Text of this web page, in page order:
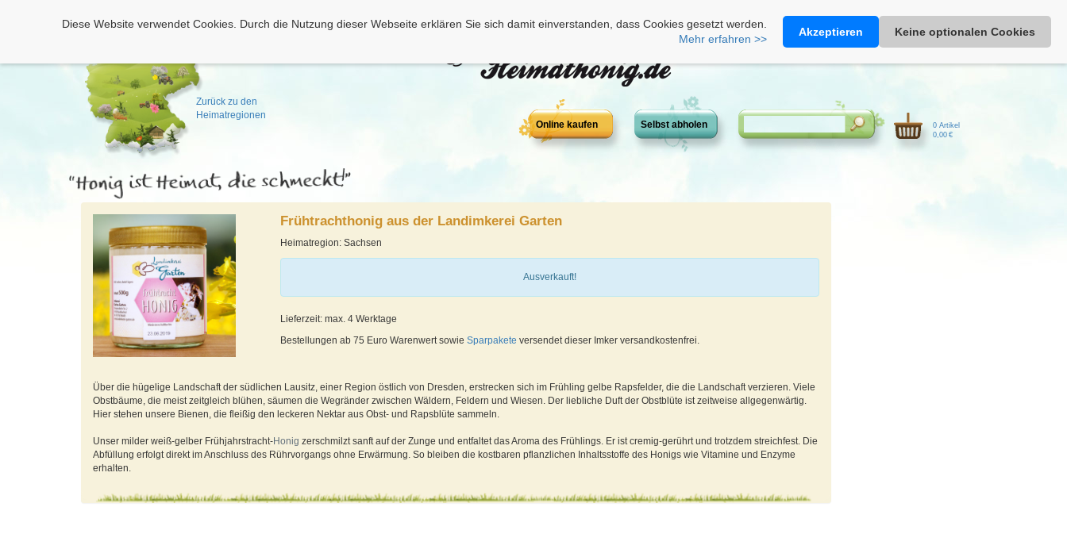
Zurück zu den
Heimatregionen
Heimathonig auf Facebook|Kunden-Login|Warenkorb
Diese Website verwendet Cookies. Durch die Nutzung dieser Webseite erklären Sie sich damit einverstanden, dass Cookies gesetzt werden.
Mehr erfahren >>
Akzeptieren Keine optionalen Cookies
Online kaufen Selbst abholen
0 Artikel
0,00 €
Frühtrachthonig aus der Landimkerei Garten
Heimatregion: Sachsen
Ausverkauft!
Lieferzeit: max. 4 Werktage
Bestellungen ab 75 Euro Warenwert sowieSparpakete versendet dieser Imker versandkostenfrei.
Über die hügelige Landschaft der südlichen Lausitz, einer Region östlich von Dresden, erstrecken sich im Frühling gelbe Rapsfelder, die die Landschaft verzieren. Viele
Obstbäume, die meist zeitgleich blühen, säumen die Wegränder zwischen Wäldern, Feldern und Wiesen. Der liebliche Duft der Obstblüte ist zeitweise allgegenwärtig.
Hier stehen unsere Bienen, die fleißig den leckeren Nektar aus Obst- und Rapsblüte sammeln.
Unser milder weiß-gelber Frühjahrstracht-Honig zerschmilzt sanft auf der Zunge und entfaltet das Aroma des Frühlings. Er ist cremig-gerührt und trotzdem streichfest. Die
Abfüllung erfolgt direkt im Anschluss des Rührvorgangs ohne Erwärmung. So bleiben die kostbaren pflanzlichen Inhaltsstoffe des Honigs wie Vitamine und Enzyme
erhalten.